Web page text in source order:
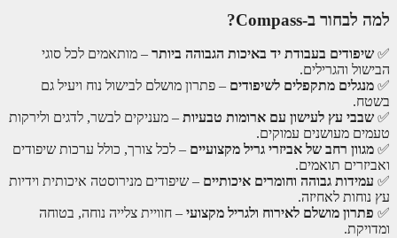
למה לבחור ב-Compass?
✅ שיפודים בעבודת יד באיכות הגבוהה ביותר – מותאמים לכל סוגי
הבישול והגרילים.
✅ מנגלים מתקפלים לשיפודים – פתרון מושלם לבישול נוח ויעיל גם
בשטח.
✅ שבבי עץ לעישון עם ארומות טבעיות – מעניקים לבשר, לדגים ולירקות
טעמים מעושנים עמוקים.
✅ מגוון רחב של אביזרי גריל מקצועיים – לכל צורך, כולל ערכות שיפודים
ואביזרים תואמים.
✅ עמידות גבוהה וחומרים איכותיים – שיפודים מנירוסטה איכותית וידיות
עץ נוחות לאחיזה.
✅ פתרון מושלם לאירוח ולגריל מקצועי – חוויית צלייה נוחה, בטוחה
ומדויקת.